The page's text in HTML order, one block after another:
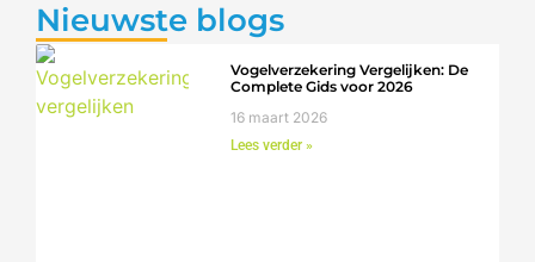
Nieuwste blogs
Vogelverzekering Vergelijken: De
Complete Gids voor 2026
16 maart 2026
Lees verder »